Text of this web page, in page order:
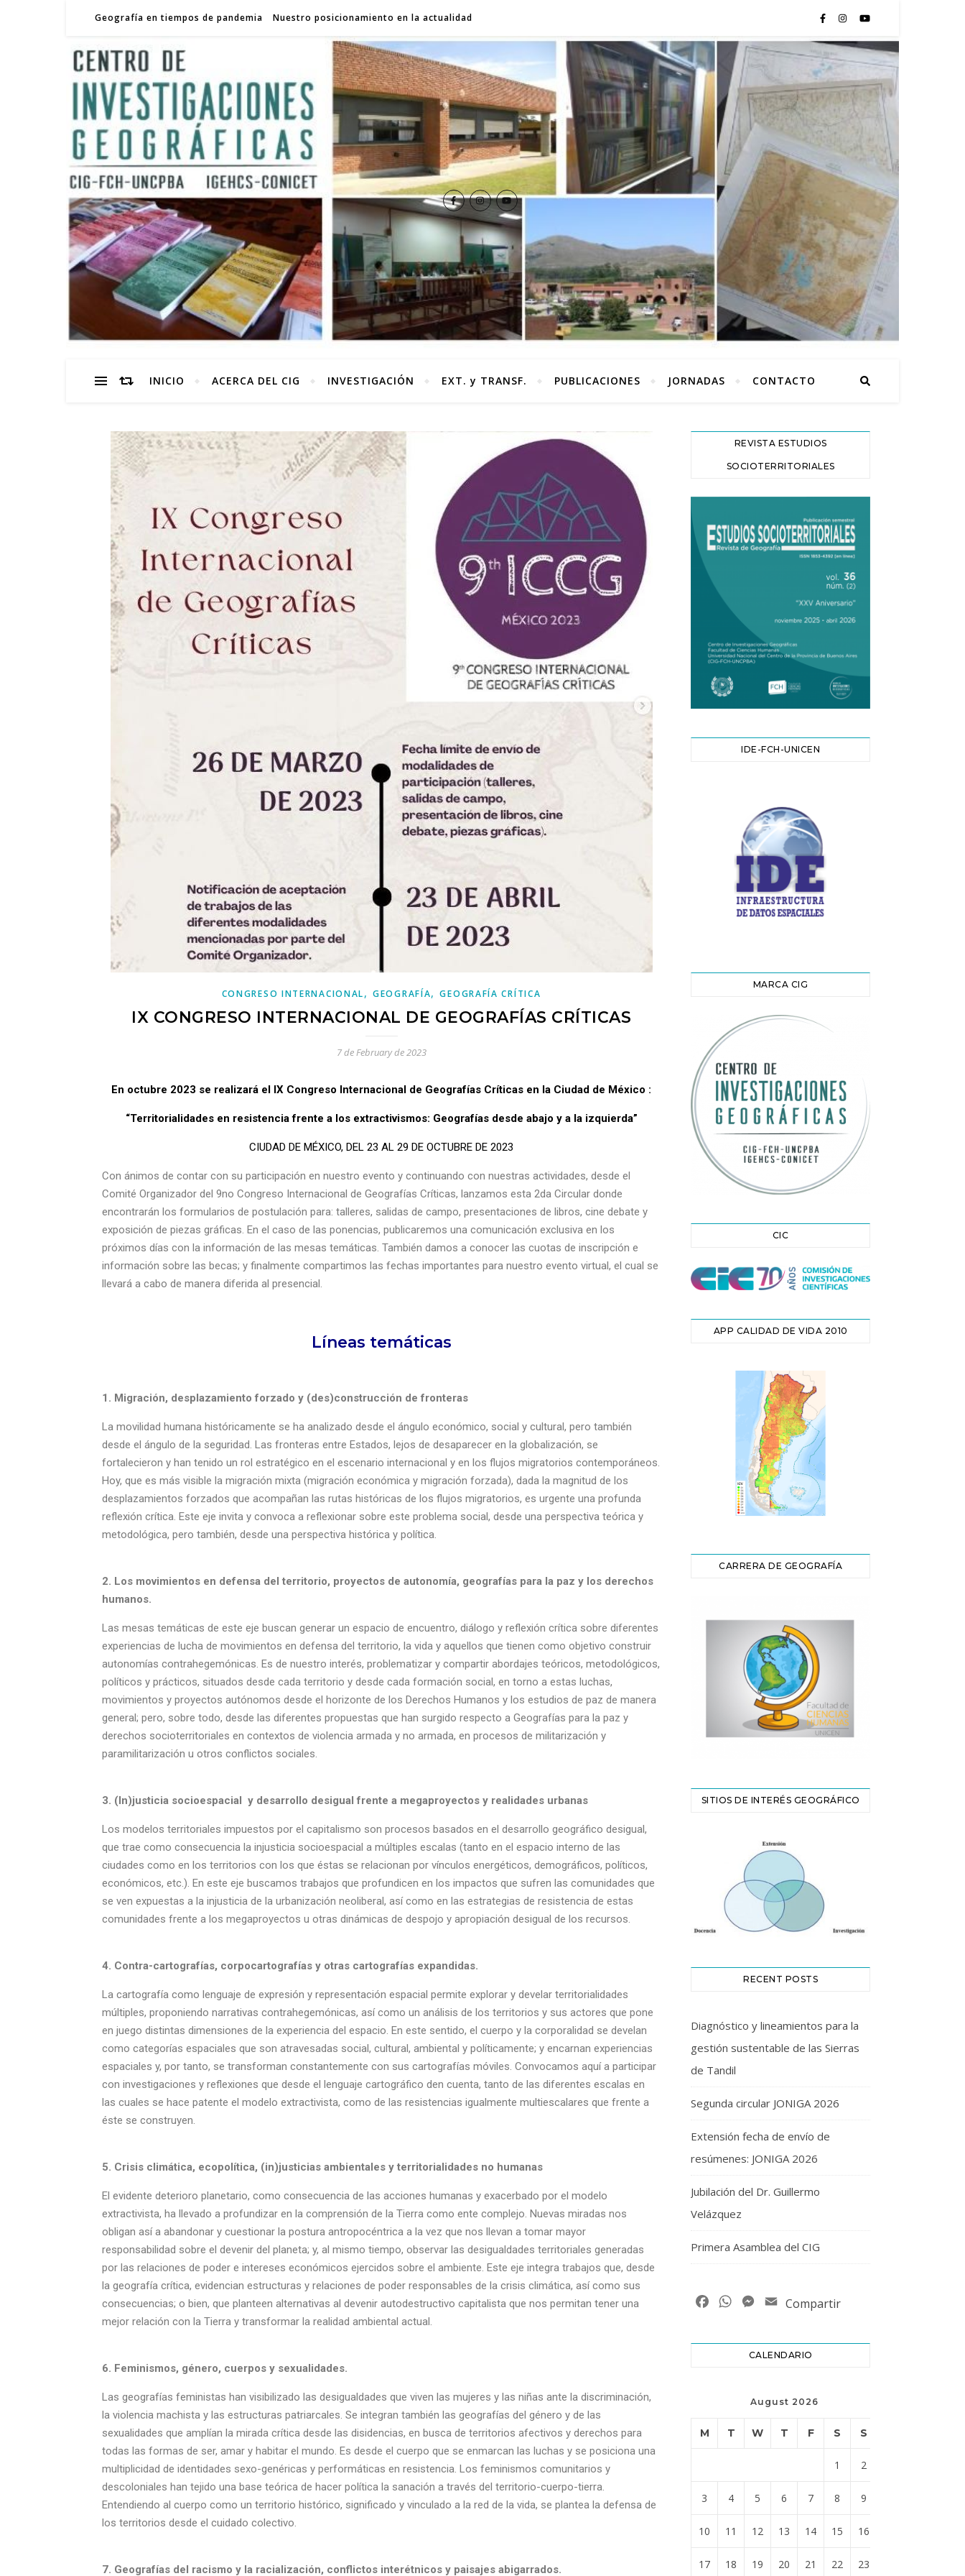
Geografía en tiempos de pandemia Nuestro posicionamiento en la actualidad
INICIO ACERCA DEL CIG INVESTIGACIÓN EXT. y TRANSF. PUBLICACIONES JORNADAS CONTACTO
CONGRESO INTERNACIONAL,GEOGRAFÍA,GEOGRAFÍA CRÍTICA
IX CONGRESO INTERNACIONAL DE GEOGRAFÍAS CRÍTICAS
7 de February de 2023
En octubre 2023 se realizará el IX Congreso Internacional de Geografías Críticas en la Ciudad de México :
“Territorialidades en resistencia frente a los extractivismos: Geografías desde abajo y a la izquierda”
CIUDAD DE MÉXICO, DEL 23 AL 29 DE OCTUBRE DE 2023
Con ánimos de contar con su participación en nuestro evento y continuando con nuestras actividades, desde el
Comité Organizador del 9no Congreso Internacional de Geografías Críticas, lanzamos esta 2da Circular donde
encontrarán los formularios de postulación para: talleres, salidas de campo, presentaciones de libros, cine debate y
exposición de piezas gráficas. En el caso de las ponencias, publicaremos una comunicación exclusiva en los
próximos días con la información de las mesas temáticas. También damos a conocer las cuotas de inscripción e
información sobre las becas; y finalmente compartimos las fechas importantes para nuestro evento virtual, el cual se
llevará a cabo de manera diferida al presencial.
Líneas temáticas
1. Migración, desplazamiento forzado y (des)construcción de fronteras
La movilidad humana históricamente se ha analizado desde el ángulo económico, social y cultural, pero también
desde el ángulo de la seguridad. Las fronteras entre Estados, lejos de desaparecer en la globalización, se
fortalecieron y han tenido un rol estratégico en el escenario internacional y en los flujos migratorios contemporáneos.
Hoy, que es más visible la migración mixta (migración económica y migración forzada), dada la magnitud de los
desplazamientos forzados que acompañan las rutas históricas de los flujos migratorios, es urgente una profunda
reflexión crítica. Este eje invita y convoca a reflexionar sobre este problema social, desde una perspectiva teórica y
metodológica, pero también, desde una perspectiva histórica y política.
2. Los movimientos en defensa del territorio, proyectos de autonomía, geografías para la paz y los derechos
humanos.
Las mesas temáticas de este eje buscan generar un espacio de encuentro, diálogo y reflexión crítica sobre diferentes
experiencias de lucha de movimientos en defensa del territorio, la vida y aquellos que tienen como objetivo construir
autonomías contrahegemónicas. Es de nuestro interés, problematizar y compartir abordajes teóricos, metodológicos,
políticos y prácticos, situados desde cada territorio y desde cada formación social, en torno a estas luchas,
movimientos y proyectos autónomos desde el horizonte de los Derechos Humanos y los estudios de paz de manera
general; pero, sobre todo, desde las diferentes propuestas que han surgido respecto a Geografías para la paz y
derechos socioterritoriales en contextos de violencia armada y no armada, en procesos de militarización y
paramilitarización u otros conflictos sociales.
3. (In)justicia socioespacial y desarrollo desigual frente a megaproyectos y realidades urbanas
Los modelos territoriales impuestos por el capitalismo son procesos basados en el desarrollo geográfico desigual,
que trae como consecuencia la injusticia socioespacial a múltiples escalas (tanto en el espacio interno de las
ciudades como en los territorios con los que éstas se relacionan por vínculos energéticos, demográficos, políticos,
económicos, etc.). En este eje buscamos trabajos que profundicen en los impactos que sufren las comunidades que
se ven expuestas a la injusticia de la urbanización neoliberal, así como en las estrategias de resistencia de estas
comunidades frente a los megaproyectos u otras dinámicas de despojo y apropiación desigual de los recursos.
4. Contra-cartografías, corpocartografías y otras cartografías expandidas.
La cartografía como lenguaje de expresión y representación espacial permite explorar y develar territorialidades
múltiples, proponiendo narrativas contrahegemónicas, así como un análisis de los territorios y sus actores que pone
en juego distintas dimensiones de la experiencia del espacio. En este sentido, el cuerpo y la corporalidad se develan
como categorías espaciales que son atravesadas social, cultural, ambiental y políticamente; y encarnan experiencias
espaciales y, por tanto, se transforman constantemente con sus cartografías móviles. Convocamos aquí a participar
con investigaciones y reflexiones que desde el lenguaje cartográfico den cuenta, tanto de las diferentes escalas en
las cuales se hace patente el modelo extractivista, como de las resistencias igualmente multiescalares que frente a
éste se construyen.
5. Crisis climática, ecopolítica, (in)justicias ambientales y territorialidades no humanas
El evidente deterioro planetario, como consecuencia de las acciones humanas y exacerbado por el modelo
extractivista, ha llevado a profundizar en la comprensión de la Tierra como ente complejo. Nuevas miradas nos
obligan así a abandonar y cuestionar la postura antropocéntrica a la vez que nos llevan a tomar mayor
responsabilidad sobre el devenir del planeta; y, al mismo tiempo, observar las desigualdades territoriales generadas
por las relaciones de poder e intereses económicos ejercidos sobre el ambiente. Este eje integra trabajos que, desde
la geografía crítica, evidencian estructuras y relaciones de poder responsables de la crisis climática, así como sus
consecuencias; o bien, que planteen alternativas al devenir autodestructivo capitalista que nos permitan tener una
mejor relación con la Tierra y transformar la realidad ambiental actual.
6. Feminismos, género, cuerpos y sexualidades.
Las geografías feministas han visibilizado las desigualdades que viven las mujeres y las niñas ante la discriminación,
la violencia machista y las estructuras patriarcales. Se integran también las geografías del género y de las
sexualidades que amplían la mirada crítica desde las disidencias, en busca de territorios afectivos y derechos para
todas las formas de ser, amar y habitar el mundo. Es desde el cuerpo que se enmarcan las luchas y se posiciona una
multiplicidad de identidades sexo-genéricas y performáticas en resistencia. Los feminismos comunitarios y
descoloniales han tejido una base teórica de hacer política la sanación a través del territorio-cuerpo-tierra.
Entendiendo al cuerpo como un territorio histórico, significado y vinculado a la red de la vida, se plantea la defensa de
los territorios desde el cuidado colectivo.
7. Geografías del racismo y la racialización, conflictos interétnicos y paisajes abigarrados.
REVISTA ESTUDIOS
SOCIOTERRITORIALES
IDE-FCH-UNICEN
MARCA CIG
CIC
APP CALIDAD DE VIDA 2010
CARRERA DE GEOGRAFÍA
SITIOS DE INTERÉS GEOGRÁFICO
RECENT POSTS
Diagnóstico y lineamientos para la
gestión sustentable de las Sierras
de Tandil
Segunda circular JONIGA 2026
Extensión fecha de envío de
resúmenes: JONIGA 2026
Jubilación del Dr. Guillermo
Velázquez
Primera Asamblea del CIG
FacebookWhatsAppMessenger
Email
Compartir
CALENDARIO
August 2026
M T W T F S S
1 2
3 4 5 6 7 8 9
10 11 12 13 14 15 16
17 18 19 20 21 22 23